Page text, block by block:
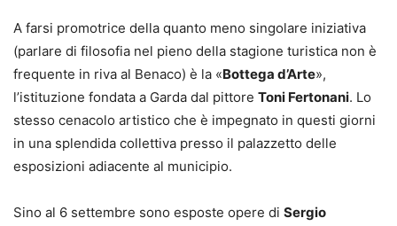
A farsi promotrice della quanto meno singolare iniziativa
(parlare di filosofia nel pieno della stagione turistica non è
frequente in riva al Benaco) è la «Bottega d’Arte»,
l’istituzione fondata a Garda dal pittore Toni Fertonani. Lo
stesso cenacolo artistico che è impegnato in questi giorni
in una splendida collettiva presso il palazzetto delle
esposizioni adiacente al municipio.
Sino al 6 settembre sono esposte opere di Sergio